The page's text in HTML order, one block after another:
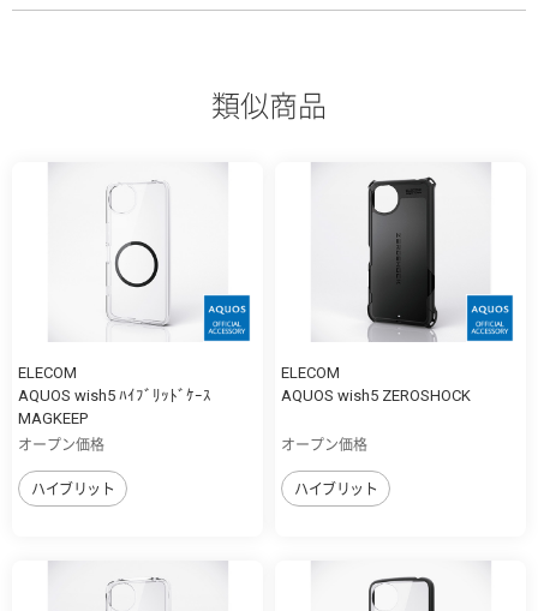
類似商品
ELECOM
AQUOS wish5 ﾊｲﾌﾞﾘｯﾄﾞｹｰｽ
MAGKEEP
オープン価格
ハイブリット
ELECOM
AQUOS wish5 ZEROSHOCK
オープン価格
ハイブリット